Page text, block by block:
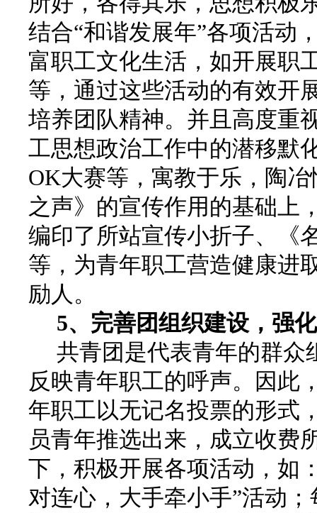
结合“和谐发展年”各项活动
富职工文化生活，如开展职
等，通过这些活动的有效开
培养团队精神。并且高度重
工思想政治工作中的潜移默
OK大赛等，寓教于乐，陶
之声》的宣传作用的基础上
编印了所站宣传小折子、《
等，为青年职工营造健康进
励人。
5、完善团组织建设，强
共青团是代表青年的群众
反映青年职工的呼声。因此
年职工以无记名投票的形式
员青年推选出来，成立收费
下，积极开展各项活动，如
对连心，大手牵小手”活动